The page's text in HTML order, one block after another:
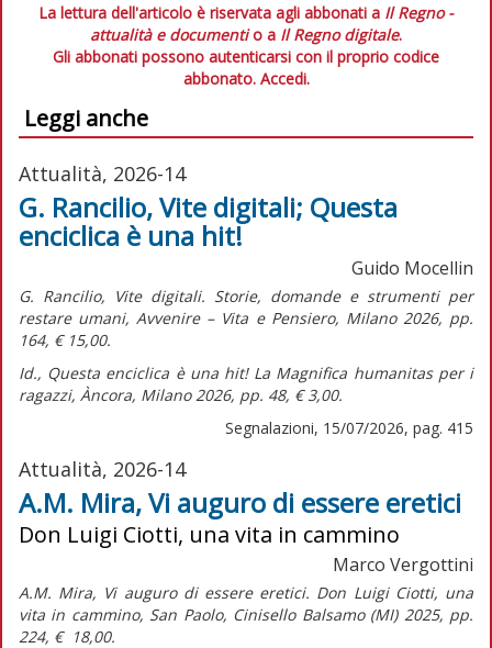
La lettura dell'articolo è riservata agli abbonati a Il Regno -
attualità e documentio a Il Regno digitale.
Gli abbonati possono autenticarsi con il proprio codice
abbonato. Accedi.
Leggi anche
Attualità, 2026-14
G. Rancilio, Vite digitali; Questa
enciclica è una hit!
Guido Mocellin
G. Rancilio, Vite digitali. Storie, domande e strumenti per
restare umani, Avvenire – Vita e Pensiero, Milano 2026, pp.
164, € 15,00.
Id., Questa enciclica è una hit! La Magnifica humanitas per i
ragazzi, Àncora, Milano 2026, pp. 48, € 3,00.
Segnalazioni, 15/07/2026, pag. 415
Attualità, 2026-14
A.M. Mira, Vi auguro di essere eretici
Don Luigi Ciotti, una vita in cammino
Marco Vergottini
A.M. Mira, Vi auguro di essere eretici. Don Luigi Ciotti, una
vita in cammino, San Paolo, Cinisello Balsamo (MI) 2025, pp.
224, € 18,00.